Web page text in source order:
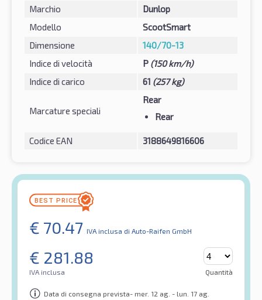
Marchio
Dunlop
Modello
ScootSmart
Dimensione
140/70-13
Indice di velocità
P (150 km/h)
Indice di carico
61 (257 kg)
Marcature speciali
Rear
Rear
Codice EAN 3188649816606
€ 70.47 IVA inclusa di Auto-Raifen GmbH
€ 281.88
IVA inclusa Quantità
Data di consegna prevista- mer. 12 ag. - lun. 17 ag.